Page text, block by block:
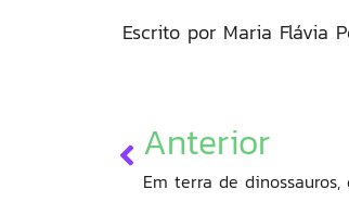
Escrito por Maria Flávia
Anterior
Em terra de